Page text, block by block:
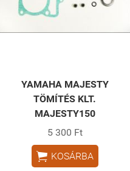
YAMAHA MAJESTY
TÖMÍTÉS KLT.
MAJESTY150
5 300 Ft
 KOSÁRBA